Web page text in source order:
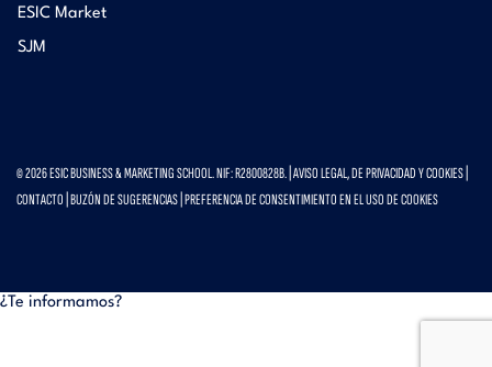
ESIC Market
SJM
© 2026 ESIC BUSINESS & MARKETING SCHOOL. NIF: R2800828B. | AVISO LEGAL, DE PRIVACIDAD Y COOKIES
CONTACTO BUZÓN DE SUGERENCIAS PREFERENCIA DE CONSENTIMIENTO EN EL USO DE COOKIES
¿Te informamos?